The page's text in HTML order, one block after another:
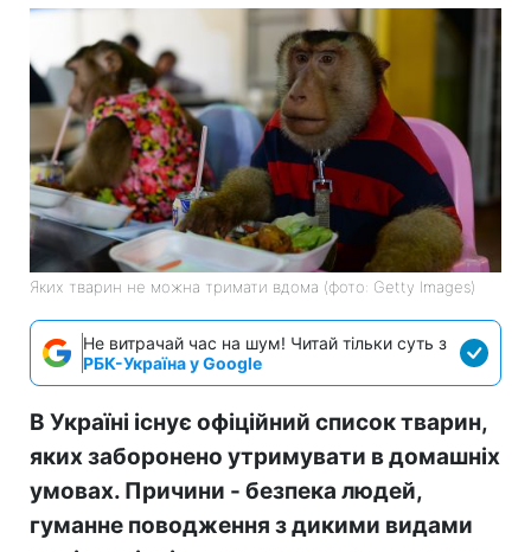
Яких тварин не можна тримати вдома (фото: Getty Images)
Не витрачай час на шум! Читай тільки суть з
РБК-Україна у Google
В Україні існує офіційний список тварин,
яких заборонено утримувати в домашніх
умовах. Причини - безпека людей,
гуманне поводження з дикими видами